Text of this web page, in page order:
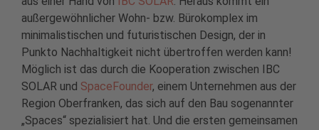
außergewöhnlicher Wohn- bzw. Bürokomplex im
minimalistischen und futuristischen Design, der in
Punkto Nachhaltigkeit nicht übertroffen werden kann!
Möglich ist das durch die Kooperation zwischen IBC
SOLAR und SpaceFounder, einem Unternehmen aus der
Region Oberfranken, das sich auf den Bau sogenannter
„Spaces“ spezialisiert hat. Und die ersten gemeinsamen